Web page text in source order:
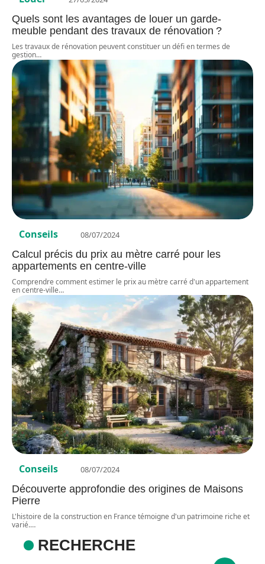
Quels sont les avantages de louer un garde-
meuble pendant des travaux de rénovation ?
Les travaux de rénovation peuvent constituer un défi en termes de
gestion…
Conseils 08/07/2024
Calcul précis du prix au mètre carré pour les
appartements en centre-ville
Comprendre comment estimer le prix au mètre carré d'un appartement
en centre-ville…
Conseils 08/07/2024
Découverte approfondie des origines de Maisons
Pierre
L'histoire de la construction en France témoigne d'un patrimoine riche et
varié.…
RECHERCHE